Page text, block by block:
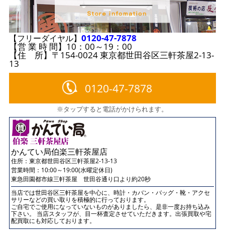
【フリーダイヤル】 0120-47-7878
【営 業 時 間】10：00～19：00
【住 所】〒154-0024 東京都世田谷区三軒茶屋2-13-
13
0120-47-7878
※タップすると電話がかけられます。
かんてい局伯楽三軒茶屋店
住所： 東京都世田谷区三軒茶屋2-13-13
営業時間：10:00～19:00(水曜定休日)
東急田園都市線三軒茶屋 世田谷通り口より約20秒
当店では世田谷区三軒茶屋を中心に、時計・カバン・バッグ・靴・アクセ
サリーなどの買い取りを積極的に行っております。
ご自宅でご使用になっていないものがありましたら、是非一度お持ち込み
下さい。 当店スタッフが、目一杯査定させていただきます。出張買取や宅
配買取にも対応しております。